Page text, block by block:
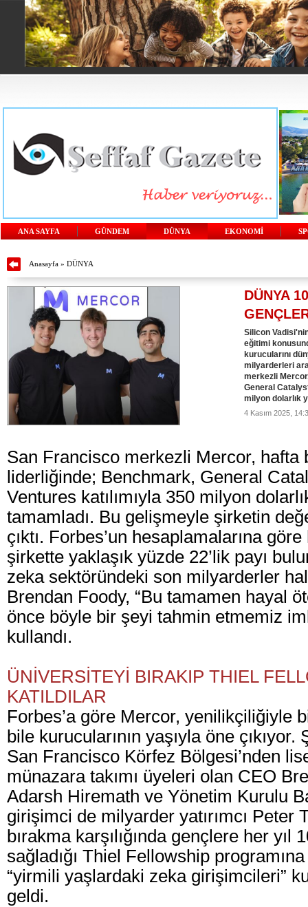
ANA SAYFA GÜNDEM DÜNYA EKONOMİ
Anasayfa » DÜNYA
DÜNYA
Silicon
eğitimi
kurucularını
milyarderleri
merkezli
General
milyon dolarlık
4 Kasım 2025,
San Francisco merkezli Mercor, hafta
liderliğinde; Benchmark, General
Ventures katılımıyla 350 milyon
tamamladı. Bu gelişmeyle şirketin
çıktı. Forbes’un hesaplamalarına
şirkette yaklaşık yüzde 22’lik payı
zeka sektöründeki son milyarderler
Brendan Foody, “Bu tamamen hayal
önce böyle bir şeyi tahmin etmemiz
kullandı.
ÜNİVERSİTEYİ BIRAKIP THIEL
KATILDILAR
Forbes’a göre Mercor, yenilikçiliğiyle
bile kurucularının yaşıyla öne
San Francisco Körfez Bölgesi’nden
münazara takımı üyeleri olan CEO
Adarsh Hiremath ve Yönetim Kurulu
girişimci de milyarder yatırımcı Peter
bırakma karşılığında gençlere her yıl
sağladığı Thiel Fellowship
“yirmili yaşlardaki zeka girişimcileri”
geldi.